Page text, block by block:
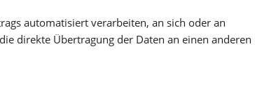
automatisiert verarbeiten, an sich oder an
direkte Übertragung der Daten an einen anderen